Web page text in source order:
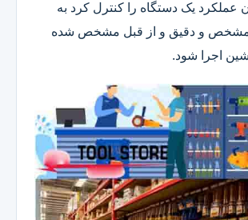
عملکرد یک دستگاه را کنترل کرد به
مشخص و دقیق و از قبل مشخص شده
اجرا شود.